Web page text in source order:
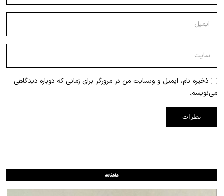
ذخیره نام، ایمیل و وبسایت من در مرورگر برای زمانی که دوباره دیدگاهی
می‌نویسم.
ماهنامه